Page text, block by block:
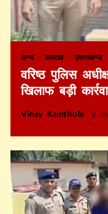
अन्य अपराध उत्तराखण्ड
वरिष्ठ पुलिस
खिलाफ बड़ी
Vinay Kainthola 2